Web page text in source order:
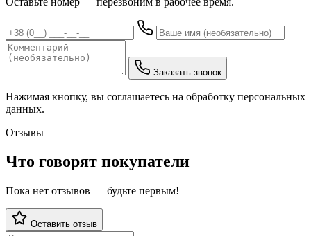
Заказать звонок
Нажимая кнопку, вы соглашаетесь на обработку персональных
данных.
Отзывы
Что говорят покупатели
Пока нет отзывов — будьте первым!
Оставить отзыв